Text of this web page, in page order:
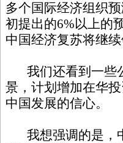
多个国际经济组织
初提出的6%以上的
中国经济复苏将继续
我们还看到一些
景，计划增加在华
中国发展的信心。
我想强调的是，